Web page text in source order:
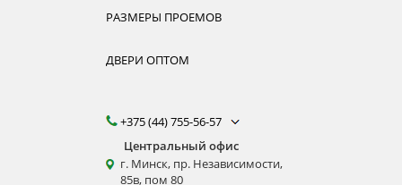
РАЗМЕРЫ ПРОЕМОВ
ДВЕРИ ОПТОМ
+375 (44) 755-56-57
Центральный офис
г. Минск, пр. Независимости,
85в, пом 80